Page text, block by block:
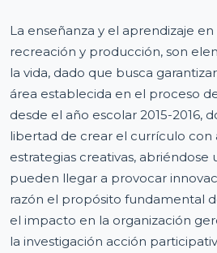
La enseñanza y el aprendizaje
recreación y producción, son
la vida, dado que busca
área establecida en el proceso
desde el año escolar 2015-2016,
libertad de crear el currículo
estrategias creativas,
pueden llegar a provocar
razón el propósito fundamental
el impacto en la organización
la investigación acción